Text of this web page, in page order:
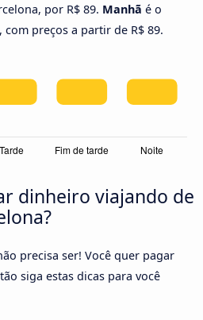
por R$ 89. Manhã é o
preços a partir de R$ 89.
dinheiro viajando de
precisa ser! Você quer pagar
siga estas dicas para você